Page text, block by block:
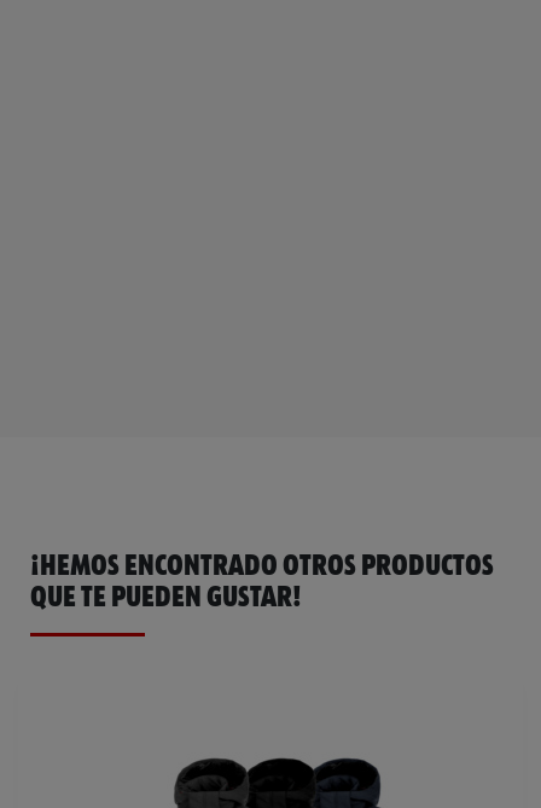
¡HEMOS ENCONTRADO OTROS PRODUCTOS
QUE TE PUEDEN GUSTAR!